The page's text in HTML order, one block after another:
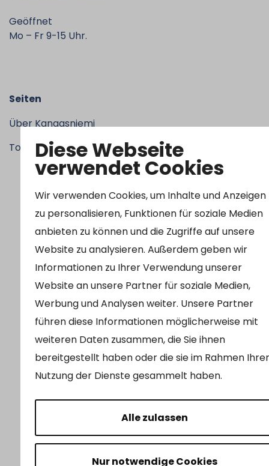
Diese Webseite
verwendet Cookies
Wir verwenden Cookies, um Inhalte und Anzeigen
zu personalisieren, Funktionen für soziale Medien
anbieten zu können und die Zugriffe auf unsere
Website zu analysieren. Außerdem geben wir
Informationen zu Ihrer Verwendung unserer
Website an unsere Partner für soziale Medien,
Werbung und Analysen weiter. Unsere Partner
führen diese Informationen möglicherweise mit
weiteren Daten zusammen, die Sie ihnen
bereitgestellt haben oder die sie im Rahmen Ihrer
Nutzung der Dienste gesammelt haben.
Alle zulassen
Nur notwendige Cookies
Geöffnet
Mo – Fr 9-15 Uhr.
Seiten
Über Kangasniemi
Tourismus